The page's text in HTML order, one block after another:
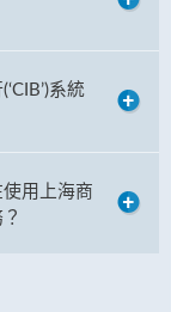
系統
用上海商